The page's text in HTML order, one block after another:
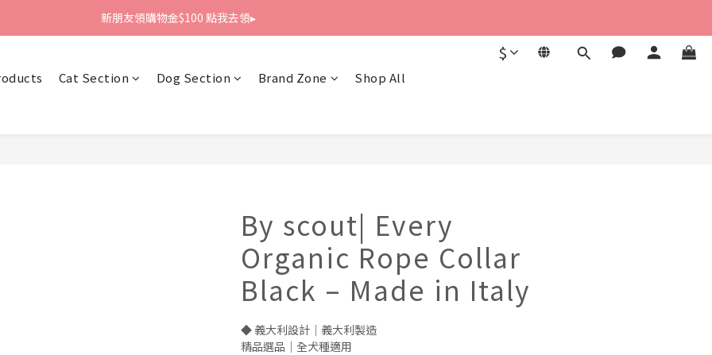
新朋友領購物金$100 點我去領▸
新朋友領購物金$100 點我去領▸
新朋友領購物金$100 點我去領▸
$
Cat Section Dog Section Brand Zone
Shop All
By scout| Every
Organic Rope Collar
Black – Made in Italy
◆ 義大利設計｜義大利製造
精品選品｜全犬種適用